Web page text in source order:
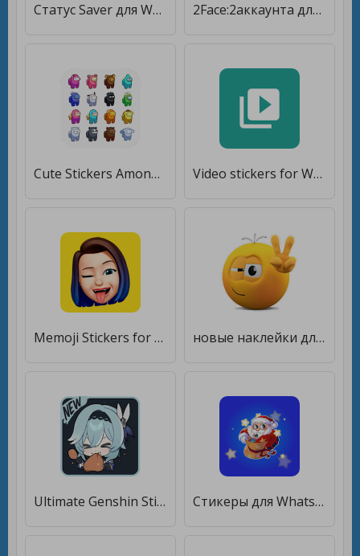
Статус Saver для WhatsApp - Скачать [Полная версия] 2Face:2аккаунта для 2 WhatsApp [Полная версия]
Cute Stickers Among Us Para WhatsApp [Без рекламы] Video stickers for WhatsApp [Без рекламы]
Memoji Stickers for WhatsApp [Unlocked] новые наклейки для Общаясь - Stickers for WhatsApp [Premium]
Ultimate Genshin Stickers for WhatsApp [Unlocked] Cтикеры для WhatsApp и Ватсап [Unlocked]